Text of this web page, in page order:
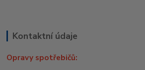
Kontaktní údaje
Opravy spotřebičů: